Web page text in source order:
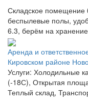
Складское помещение
беспылевые полы,
6.3, берём на
Аренда и
Кировском районе
Услуги: Холодильные
(-18С), Открытая
Теплый склад,